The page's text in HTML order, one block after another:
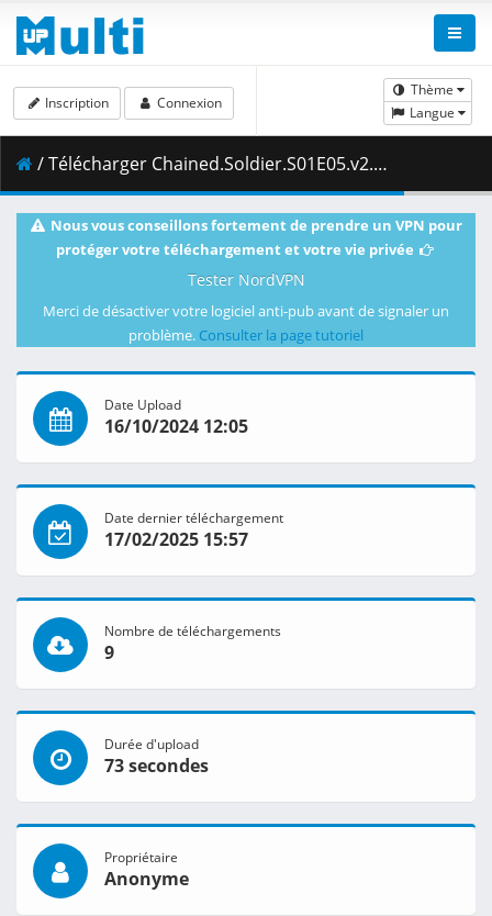
Thème
Langue
Inscription Connexion
/ Télécharger Chained.Soldier.S01E05.v2.BD.1080p.x264.FLAC.EAC3.Dual.Audio-Freehold.mkv.001 ( 478.30 MB )
Nous vous conseillons fortement de prendre un VPN pour
protéger votre téléchargement et votre vie privée
Tester NordVPN
Merci de désactiver votre logiciel anti-pub avant de signaler un
problème. Consulter la page tutoriel
Date Upload
16/10/2024 12:05
Date dernier téléchargement
17/02/2025 15:57
Nombre de téléchargements
9
Durée d'upload
73 secondes
Propriétaire
Anonyme